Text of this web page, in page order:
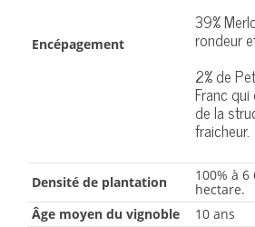
Encépagement
39%
rondeur
2% de
Franc
de la
fraicheur.
Densité de plantation
100% à
hectare.
Âge moyen du vignoble
10 ans